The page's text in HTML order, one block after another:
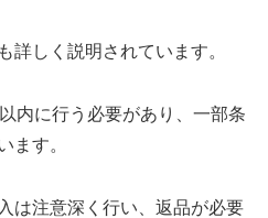
詳しく説明されています。
内に行う必要があり、一部条
ます。
は注意深く行い、返品が必要